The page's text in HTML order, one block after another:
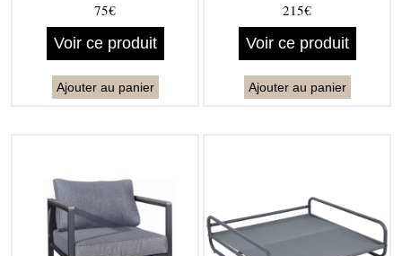
75€
Voir ce produit
Ajouter au panier
215€
Voir ce produit
Ajouter au panier